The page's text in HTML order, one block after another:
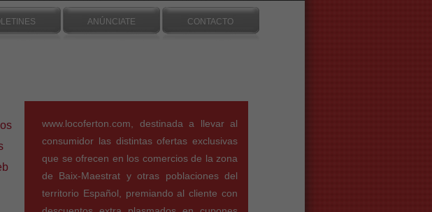
ANÚNCIATE CONTACTO
www.locoferton.com, destinada a llevar al
consumidor las distintas ofertas exclusivas
que se ofrecen en los comercios de la zona
de Baix-Maestrat y otras poblaciones del
territorio Español, premiando al cliente con